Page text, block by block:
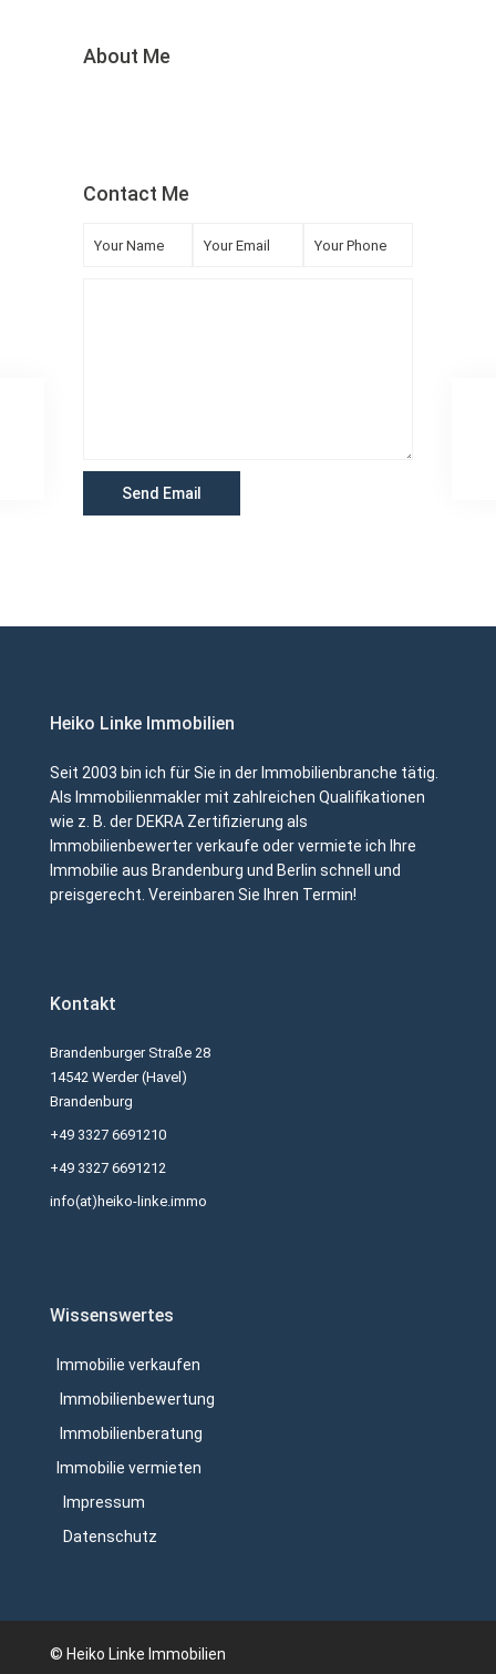
About Me
Contact Me
Heiko Linke Immobilien
Seit 2003 bin ich für Sie in der Immobilienbranche tätig.
Als Immobilienmakler mit zahlreichen Qualifikationen
wie z. B. der DEKRA Zertifizierung als
Immobilienbewerter verkaufe oder vermiete ich Ihre
Immobilie aus Brandenburg und Berlin schnell und
preisgerecht. Vereinbaren Sie Ihren Termin!
Kontakt
Brandenburger Straße 28
14542 Werder (Havel)
Brandenburg
+49 3327 6691210
+49 3327 6691212
info(at)heiko-linke.immo
Wissenswertes
Immobilie verkaufen
Immobilienbewertung
Immobilienberatung
Immobilie vermieten
Impressum
Datenschutz
© Heiko Linke Immobilien